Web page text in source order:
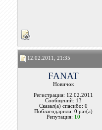
12.02.2011, 21:35
FANAT
Новичок
Регистрация: 12.02.2011
Сообщений: 13
Сказал(а) спасибо: 0
Поблагодарили: 0 раз(а)
Репутация: 10